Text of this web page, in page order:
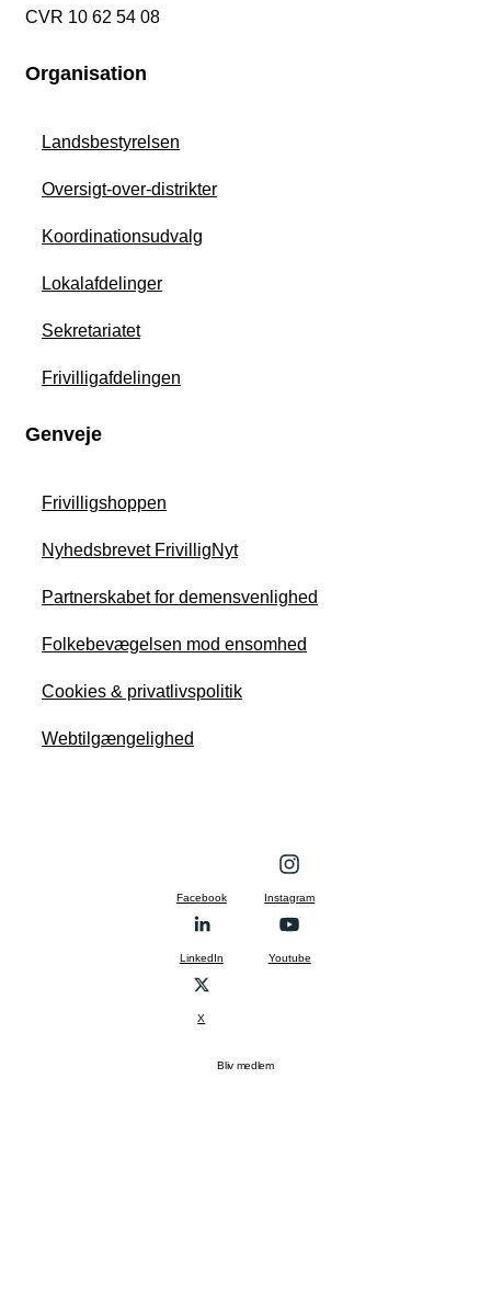
CVR 10 62 54 08
Organisation
Landsbestyrelsen
Oversigt-over-distrikter
Koordinationsudvalg
Lokalafdelinger
Sekretariatet
Frivilligafdelingen
Genveje
Frivilligshoppen
Nyhedsbrevet FrivilligNyt
Partnerskabet for demensvenlighed
Folkebevægelsen mod ensomhed
Cookies & privatlivspolitik
Webtilgængelighed
Facebook Instagram
LinkedIn Youtube
X
Bliv medlem